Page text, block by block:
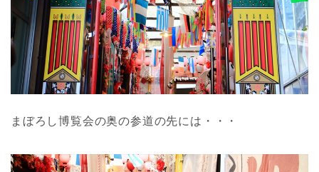
まぼろし博覧会の奥の参道の先には・・・